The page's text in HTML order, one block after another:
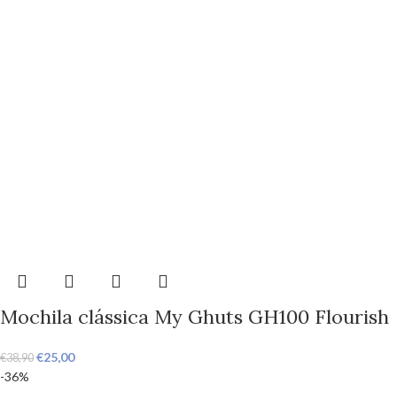
Mochila clássica My Ghuts GH100 Flourish
€38,90 €25,00
-36%